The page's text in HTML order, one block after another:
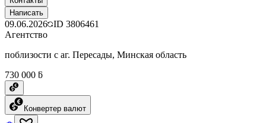
Написать
09.06.2026 ID 3806461
Агентство
поблизости с аг. Пересады, Минская область
730 000 ƃ
Конвертер валют